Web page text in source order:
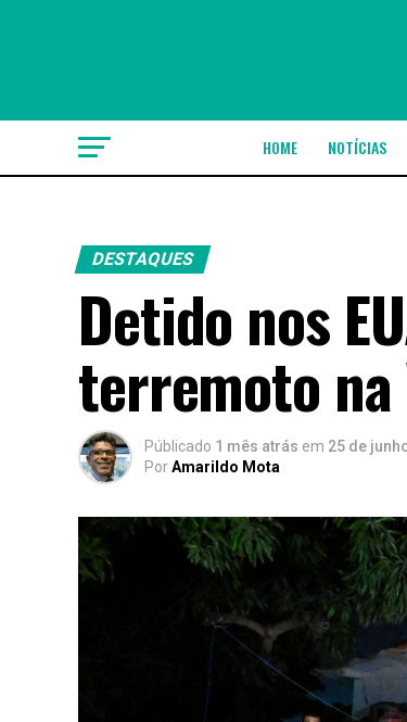
HOME NOTÍCIAS
DESTAQUES
Detido nos
terremoto na
Públicado 1 mês atrás em 25 de
PorAmarildo Mota